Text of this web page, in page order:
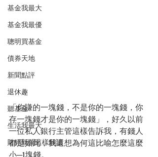
基金我最大
基金我最優
聰明買基金
債券天地
新聞點評
退休趣
聽基金
生活我最大
財經新聞這樣解讀
「你賺的一塊錢，不是你的一塊錢，你
存一塊錢才是你的一塊錢」，好久以前
一位私人銀行主管這樣告訴我，有錢人
都是如此，我還想為何這比喻怎麼這麼
小─1塊錢。